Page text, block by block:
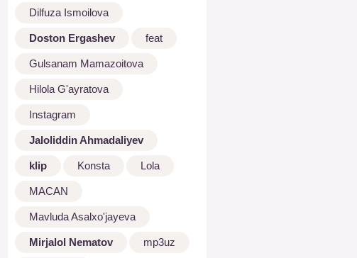
Dilfuza Ismoilova
Doston Ergashev feat
Gulsanam Mamazoitova
Hilola G'ayratova
Instagram
Jaloliddin Ahmadaliyev
klip Konsta Lola
MACAN
Mavluda Asalxo'jayeva
Mirjalol Nematov mp3uz